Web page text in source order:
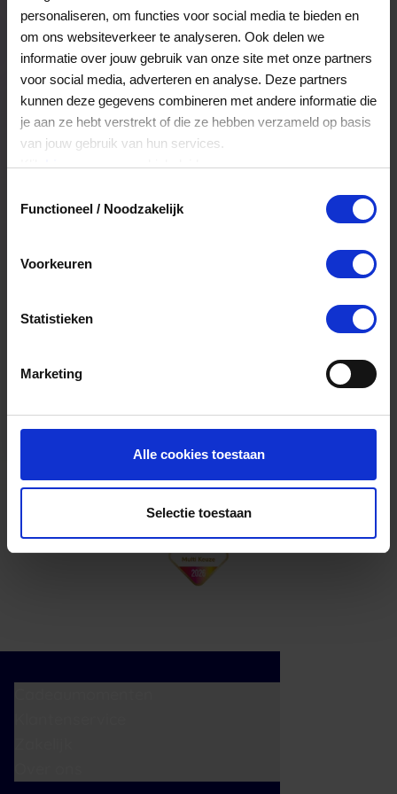
personaliseren, om functies voor social media te bieden en
om ons websiteverkeer te analyseren. Ook delen we
informatie over jouw gebruik van onze site met onze partners
voor social media, adverteren en analyse. Deze partners
kunnen deze gegevens combineren met andere informatie die
je aan ze hebt verstrekt of die ze hebben verzameld op basis
van jouw gebruik van hun services.
Klikhiervoor ons cookiebeleid.
Functioneel / Noodzakelijk
Voorkeuren
Statistieken
Marketing
Alle cookies toestaan
Selectie toestaan
Veelgestelde Vragen
Kan ik het saldo in delen besteden?
Ja, je mag het saldo van je VVV
cadeaukaart in delen uitgeven.
Het volledige saldo op de VVV cadeaukaart